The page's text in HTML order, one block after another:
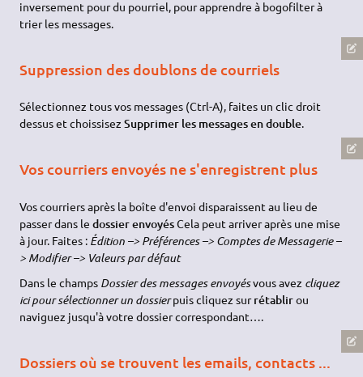
inversement pour du pourriel, pour apprendre à bogofilter à
trier les messages.
Suppression des doublons de courriels
Sélectionnez tous vos messages (Ctrl-A), faites un clic droit
dessus et choissisezSupprimer les messages en double.
Vos courriers envoyés ne s'enregistrent plus
Vos courriers après la boîte d'envoi disparaissent au lieu de
passer dans ledossier envoyésCela peut arriver après une mise
à jour. Faites : Édition –> Préférences –> Comptes de Messagerie –
> Modifier –> Valeurs par défaut
Dans le champs Dossier des messages envoyésvous avez cliquez
ici pour sélectionner un dossierpuis cliquez surrétablirou
naviguez jusqu'à votre dossier correspondant….
Dossiers où se trouvent les emails, contacts ...